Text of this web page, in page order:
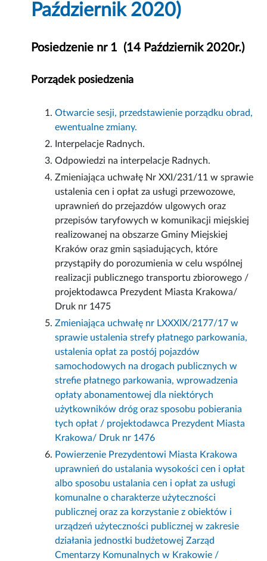
Październik 2020)
Posiedzenie nr 1 (14 Październik 2020r.)
Porządek posiedzenia
Otwarcie sesji, przedstawienie porządku obrad,
ewentualne zmiany.
Interpelacje Radnych.
Odpowiedzi na interpelacje Radnych.
Zmieniająca uchwałę Nr XXI/231/11 w sprawie
ustalenia cen i opłat za usługi przewozowe,
uprawnień do przejazdów ulgowych oraz
przepisów taryfowych w komunikacji miejskiej
realizowanej na obszarze Gminy Miejskiej
Kraków oraz gmin sąsiadujących, które
przystąpiły do porozumienia w celu wspólnej
realizacji publicznego transportu zbiorowego /
projektodawca Prezydent Miasta Krakowa/
Druk nr 1475
Zmieniająca uchwałę nr LXXXIX/2177/17 w
sprawie ustalenia strefy płatnego parkowania,
ustalenia opłat za postój pojazdów
samochodowych na drogach publicznych w
strefie płatnego parkowania, wprowadzenia
opłaty abonamentowej dla niektórych
użytkowników dróg oraz sposobu pobierania
tych opłat / projektodawca Prezydent Miasta
Krakowa/ Druk nr 1476
Powierzenie Prezydentowi Miasta Krakowa
uprawnień do ustalania wysokości cen i opłat
albo sposobu ustalania cen i opłat za usługi
komunalne o charakterze użyteczności
publicznej oraz za korzystanie z obiektów i
urządzeń użyteczności publicznej w zakresie
działania jednostki budżetowej Zarząd
Cmentarzy Komunalnych w Krakowie /